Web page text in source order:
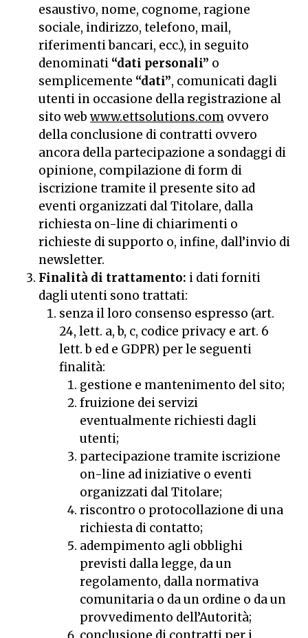
esaustivo, nome, cognome, ragione
sociale, indirizzo, telefono, mail,
riferimenti bancari, ecc.), in seguito
denominati “dati personali” o
semplicemente “dati”, comunicati dagli
utenti in occasione della registrazione al
sito web www.ettsolutions.com ovvero
della conclusione di contratti ovvero
ancora della partecipazione a sondaggi di
opinione, compilazione di form di
iscrizione tramite il presente sito ad
eventi organizzati dal Titolare, dalla
richiesta on-line di chiarimenti o
richieste di supporto o, infine, dall’invio di
newsletter.
Finalità di trattamento: i dati forniti
dagli utenti sono trattati:
senza il loro consenso espresso (art.
24, lett. a, b, c, codice privacy e art. 6
lett. b ed e GDPR) per le seguenti
finalità:
gestione e mantenimento del sito;
fruizione dei servizi
eventualmente richiesti dagli
utenti;
partecipazione tramite iscrizione
on-line ad iniziative o eventi
organizzati dal Titolare;
riscontro o protocollazione di una
richiesta di contatto;
adempimento agli obblighi
previsti dalla legge, da un
regolamento, dalla normativa
comunitaria o da un ordine o da un
provvedimento dell’Autorità;
conclusione di contratti per i